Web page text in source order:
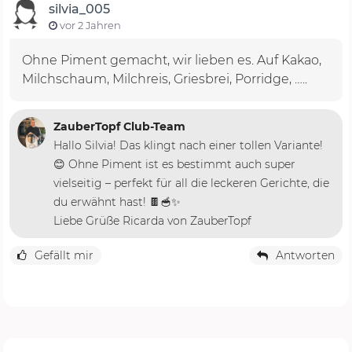
silvia_005
vor 2 Jahren
Ohne Piment gemacht, wir lieben es. Auf Kakao,
Milchschaum, Milchreis, Griesbrei, Porridge, …..
ZauberTopf Club-Team
Hallo Silvia! Das klingt nach einer tollen Variante!
😊 Ohne Piment ist es bestimmt auch super
vielseitig – perfekt für all die leckeren Gerichte, die
du erwähnt hast! 🍫🥣✨
Liebe Grüße Ricarda von ZauberTopf
Gefällt mir Antworten